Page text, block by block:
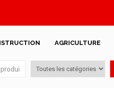
AGRICULTURE